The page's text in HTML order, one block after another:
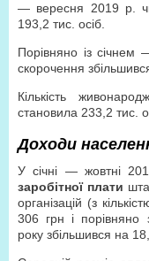
— вересня 2019 р.
193,2 тис. осіб.
Порівняно із
скорочення
Кількість
становила 233,2 тис.
Доходи
У січні — жовтні
заробітної плати
організацій (з
306 грн і порівняно
року збільшився на